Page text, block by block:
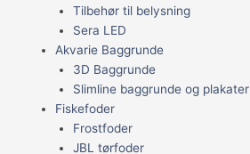
Tilbehør til belysning
Sera LED
Akvarie Baggrunde
3D Baggrunde
Slimline baggrunde og plakater
Fiskefoder
Frostfoder
JBL tørfoder